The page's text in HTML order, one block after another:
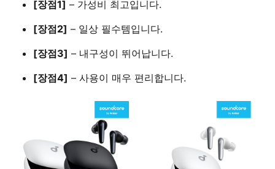
[장점1] – 가성비 최고입니다.
[장점2] – 일상 필수템입니다.
[장점3] – 내구성이 뛰어납니다.
[장점4] – 사용이 매우 편리합니다.